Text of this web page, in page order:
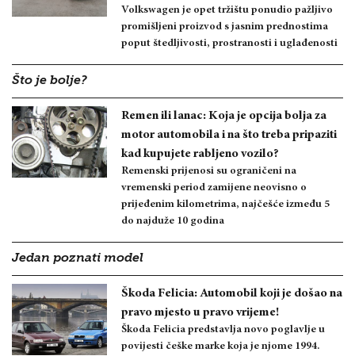
Volkswagen je opet tržištu ponudio pažljivo
promišljeni proizvod s jasnim prednostima
poput štedljivosti, prostranosti i uglađenosti
Što je bolje?
Remen ili lanac: Koja je opcija bolja za
motor automobila i na što treba pripaziti
kad kupujete rabljeno vozilo?
Remenski prijenosi su ograničeni na
vremenski period zamijene neovisno o
prijeđenim kilometrima, najčešće između 5
do najduže 10 godina
Jedan poznati model
Škoda Felicia: Automobil koji je došao na
pravo mjesto u pravo vrijeme!
Škoda Felicia predstavlja novo poglavlje u
povijesti češke marke koja je njome 1994.